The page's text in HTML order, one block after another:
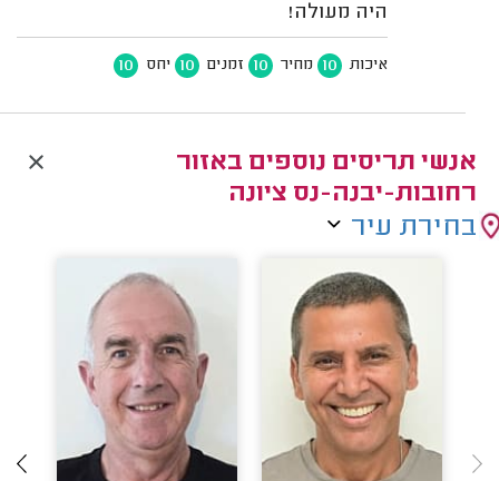
היה מעולה!
איכות 10 מחיר 10 זמנים 10 יחס 10
אנשי תריסים נוספים באזור
רחובות-יבנה-נס ציונה
בחירת עיר